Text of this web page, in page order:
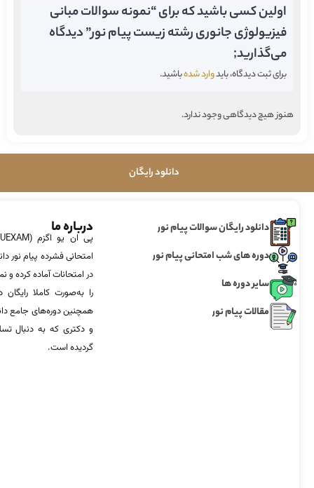
اولین کسی باشید که برای “نمونه سوالات مبانی
فیزیولوژی جانوری رشته زیست پیام نور” دیدگاه
می‌گذارید;
برای ثبت دیدگاه، بایدوارد شدهباشید.
هنوز هیچ دیدگاهی وجود ندارد.
دانلود رایگان
دانلود رایگان سوالات پیام نور
دوره های شب امتحانی پیام نور
سایر دوره ها
مقالات پیام نور
درباره ما
امتحانی فشرده پیام نور
در امتحانات آماده‌ کرده
را به‌صورت کاملا
همچنین دوره‌های جامع
و دکتری که به دنبال
گردیده است.